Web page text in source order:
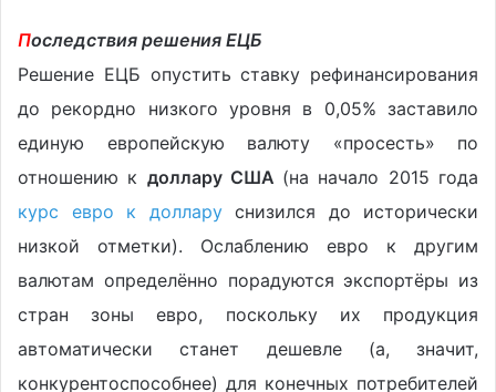
Последствия решения ЕЦБ
Решение ЕЦБ опустить ставку рефинансирования
до рекордно низкого уровня в 0,05% заставило
единую европейскую валюту «просесть» по
отношению к доллару США (на начало 2015 года
курс евро к долларуснизился до исторически
низкой отметки). Ослаблению евро к другим
валютам определённо порадуются экспортёры из
стран зоны евро, поскольку их продукция
автоматически станет дешевле (а, значит,
конкурентоспособнее) для конечных потребителей